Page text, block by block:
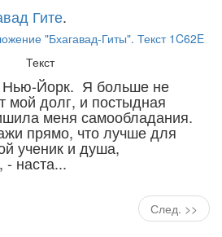
Гите.
"Бхагавад-Гиты". Текст 1C62E
Текст
Нью-Йорк. Я больше не
мой долг, и постыдная
меня самообладания.
прямо, что лучше для
ученик и душа,
наста...
След. >>